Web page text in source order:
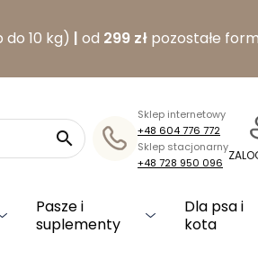
do 10 kg) | od 299 zł pozostałe

Sklep internetowy
+48 604 776 772
Sklep stacjonarny
+48 728 950 096
Pasze i
suplementy
Dla psa i
kota